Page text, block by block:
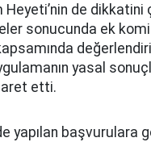
de dikkatini
sonucunda ek
yasal
etti.
yapılan başvurulara